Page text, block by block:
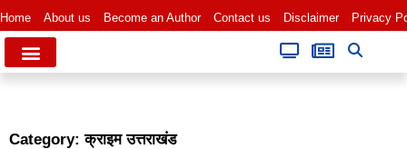
Home About us Become an Author Contact us Disclaimer Privacy
Category: क्राइम उत्तराखंड